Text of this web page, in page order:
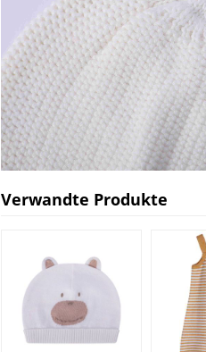
Verwandte Produkte